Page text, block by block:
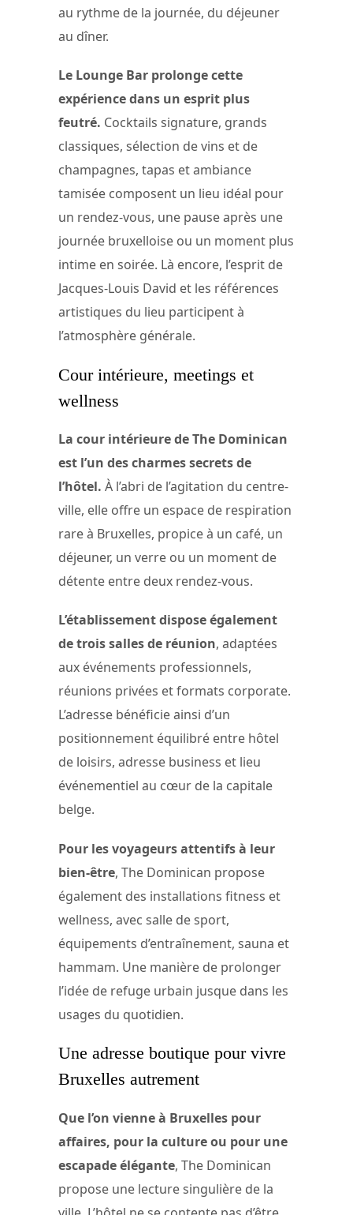
au rythme de la journée, du déjeuner
au dîner.
Le Lounge Bar prolonge cette
expérience dans un esprit plus
feutré. Cocktails signature, grands
classiques, sélection de vins et de
champagnes, tapas et ambiance
tamisée composent un lieu idéal pour
un rendez-vous, une pause après une
journée bruxelloise ou un moment plus
intime en soirée. Là encore, l’esprit de
Jacques-Louis David et les références
artistiques du lieu participent à
l’atmosphère générale.
Cour intérieure, meetings et
wellness
La cour intérieure de The Dominican
est l’un des charmes secrets de
l’hôtel. À l’abri de l’agitation du centre-
ville, elle offre un espace de respiration
rare à Bruxelles, propice à un café, un
déjeuner, un verre ou un moment de
détente entre deux rendez-vous.
L’établissement dispose également
de trois salles de réunion, adaptées
aux événements professionnels,
réunions privées et formats corporate.
L’adresse bénéficie ainsi d’un
positionnement équilibré entre hôtel
de loisirs, adresse business et lieu
événementiel au cœur de la capitale
belge.
Pour les voyageurs attentifs à leur
bien-être, The Dominican propose
également des installations fitness et
wellness, avec salle de sport,
équipements d’entraînement, sauna et
hammam. Une manière de prolonger
l’idée de refuge urbain jusque dans les
usages du quotidien.
Une adresse boutique pour vivre
Bruxelles autrement
Que l’on vienne à Bruxelles pour
affaires, pour la culture ou pour une
escapade élégante, The Dominican
propose une lecture singulière de la